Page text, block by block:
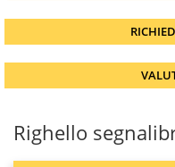
Righello